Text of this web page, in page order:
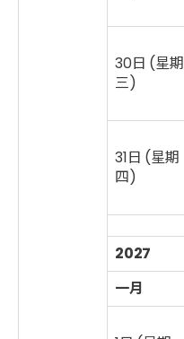
30日 (星期
三)
31日 (星期
四)
2027
一月